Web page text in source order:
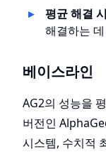
평균 해결
해결하는
베이스라인
AG2의 성능을
버전인
시스템, 수치적